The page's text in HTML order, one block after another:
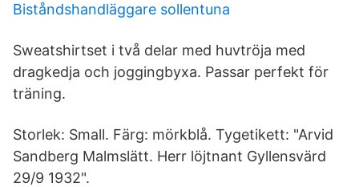
Biståndshandläggare sollentuna
Sweatshirtset i två delar med huvtröja med
dragkedja och joggingbyxa. Passar perfekt för
träning.
Storlek: Small. Färg: mörkblå. Tygetikett: "Arvid
Sandberg Malmslätt. Herr löjtnant Gyllensvärd
29/9 1932".